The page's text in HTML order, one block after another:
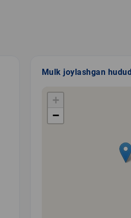
Mulk joylashgan hudud
+
−